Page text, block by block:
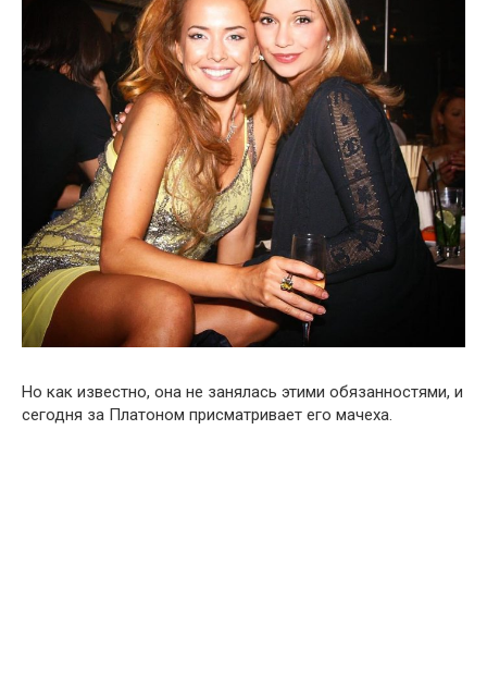
Но как известно, она не занялась этими обязанностями, и
сегодня за Платоном присматривает его мачеха.